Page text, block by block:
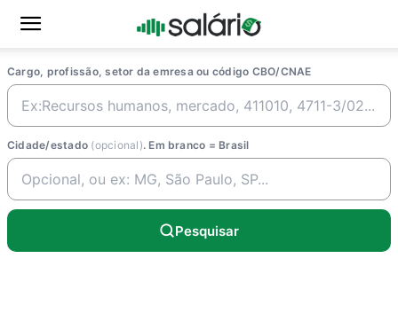
Cargo, profissão, setor da emresa ou código CBO/CNAE
Cidade/estado (opcional). Em branco = Brasil
Pesquisar